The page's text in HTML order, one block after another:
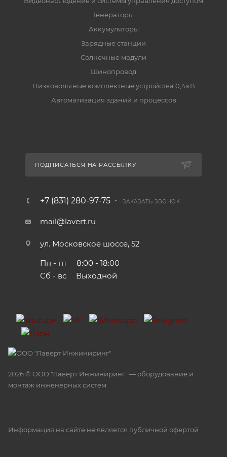
Генераторы
Аккумуляторы
Зарядные станции
Солнечные модули
Шинопровод
Низковольтные комплектные устройства 0,4кВ
Автоматизация зданий и процессов
ПОДПИСАТЬСЯ НА РАССЫЛКУ
+7 (831) 280-97-75 ЗАКАЗАТЬ ЗВОНОК
mail@lavert.ru
ул. Московское шоссе, 52
Пн - пт
8:00 - 18:00
Сб - вс
Выходной
2026 © ООО "Лаверт Инжиниринг" — оборудование и
монтаж инженерных систем
Информация на сайте не является публичной офертой